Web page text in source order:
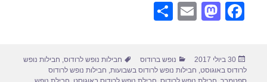
F
e
M
o
E
e
פורסם
בתאריך
30 ביולי 2017 קטגוריות
נופש ברודוס תגיות
חבילות נופש לרודוס, חבילות נופש
לרודוס באוגוסט, חבילות נופש לרודוס בשבועות, חבילות נופש לרודוס